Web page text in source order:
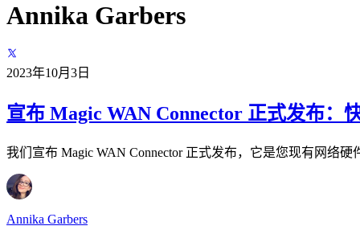
Annika Garbers
2023年10月3日
宣布 Magic WAN Connector 正式发布：
我们宣布 Magic WAN Connector 正式发布，它是您现有网络硬
Annika Garbers